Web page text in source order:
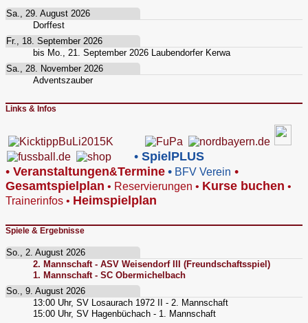
Sa., 29. August 2026
Dorffest
Fr., 18. September 2026
bis Mo., 21. September 2026
Laubendorfer Kerwa
Sa., 28. November 2026
Adventszauber
Links & Infos
• SpielPLUS
• Veranstaltungen&Termine • BFV Verein •
Gesamtspielplan • Reservierungen • Kurse buchen •
Trainerinfos • Heimspielplan
Spiele & Ergebnisse
So., 2. August 2026
2. Mannschaft - ASV Weisendorf III (Freundschaftsspiel)
1. Mannschaft - SC Obermichelbach
So., 9. August 2026
13:00 Uhr, SV Losaurach 1972 II - 2. Mannschaft
15:00 Uhr, SV Hagenbüchach - 1. Mannschaft